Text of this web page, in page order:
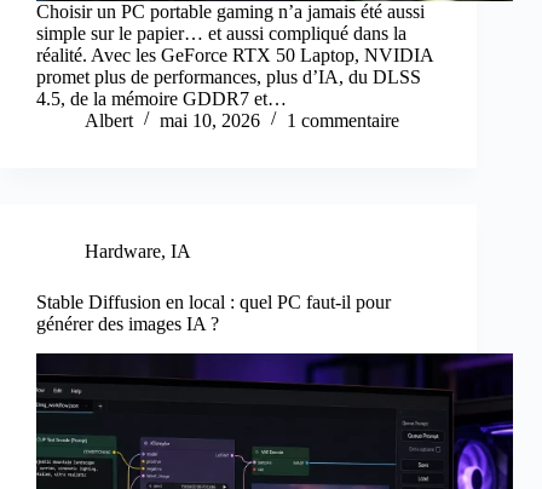
Choisir un PC portable gaming n’a jamais été aussi
simple sur le papier… et aussi compliqué dans la
réalité. Avec les GeForce RTX 50 Laptop, NVIDIA
promet plus de performances, plus d’IA, du DLSS
4.5, de la mémoire GDDR7 et…
Albert
mai 10, 2026 1 commentaire
Hardware, IA
Stable Diffusion en local : quel PC faut-il pour
générer des images IA ?